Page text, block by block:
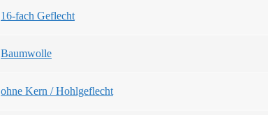
16-fach Geflecht
Baumwolle
ohne Kern / Hohlgeflecht